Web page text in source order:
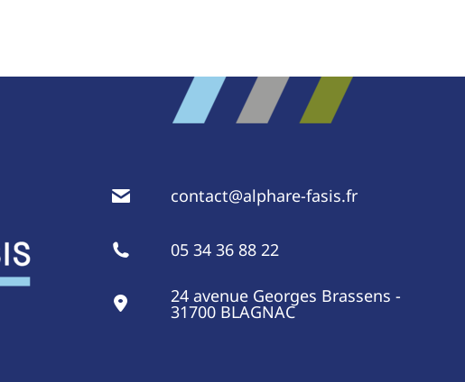
contact@alphare-fasis.fr
05 34 36 88 22
24 avenue Georges Brassens -
31700 BLAGNAC